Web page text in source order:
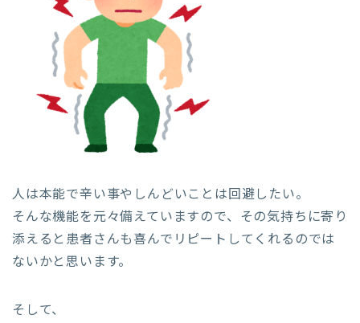
人は本能で辛い事やしんどいことは回避したい。
そんな機能を元々備えていますので、その気持ちに寄り
添えると患者さんも喜んでリピートしてくれるのでは
ないかと思います。
そして、